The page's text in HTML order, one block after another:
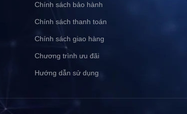
Chính sách bảo hành
Chính sách thanh toán
Chính sách giao hàng
Chương trình ưu đãi
Hướng dẫn sử dụng